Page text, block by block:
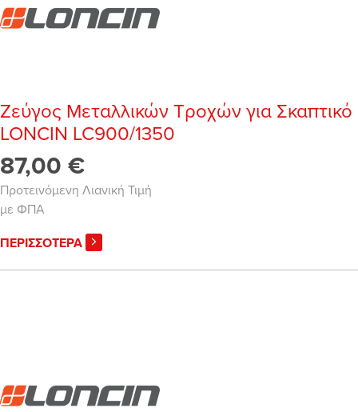
Ζεύγος Μεταλλικών Τροχών για Σκαπτικό
LONCIN LC900/1350
87,00 €
Προτεινόμενη Λιανική Τιμή
με ΦΠΑ
ΠΕΡΙΣΣΟΤΕΡΑ